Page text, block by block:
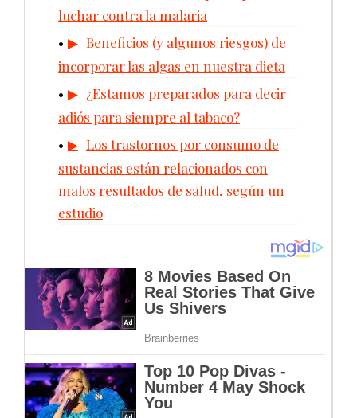
luchar contra la malaria
Beneficios (y algunos riesgos) de
incorporar las algas en nuestra dieta
¿Estamos preparados para decir
adiós para siempre al tabaco?
Los trastornos por consumo de
sustancias están relacionados con
malos resultados de salud, según un
estudio